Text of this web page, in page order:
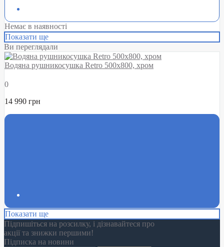
Немає в наявності
Показати ще
Ви переглядали
Водяна рушникосушка Retro 500х800, хром
0
14 990 грн
Показати ще
Підпишіться на розсилку, і дізнавайтеся про
акції та знижки першими!
Підписка на новини